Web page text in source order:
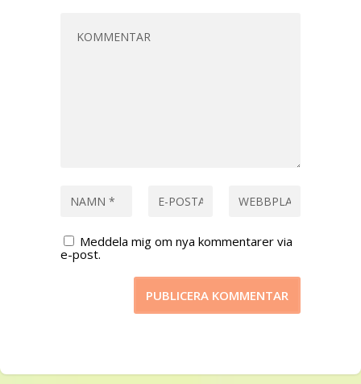
Meddela mig om nya kommentarer via
e-post.